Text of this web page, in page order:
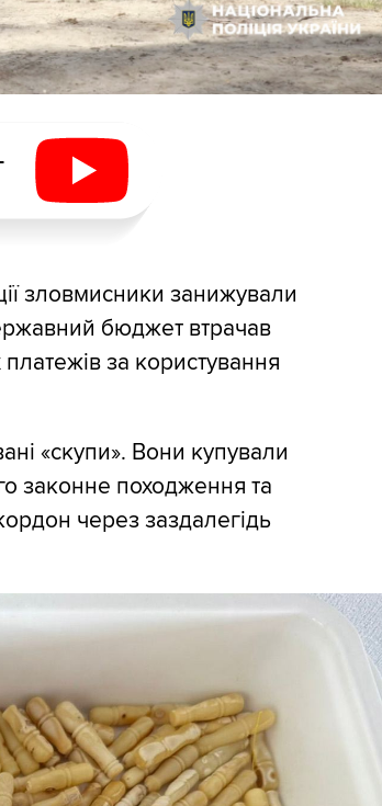
зловмисники занижували
бюджет втрачав
за користування
«скупи». Вони купували
законне походження та
через заздалегідь